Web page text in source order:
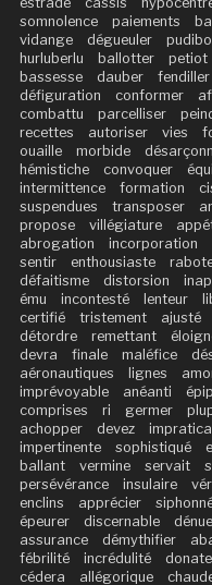
somnolence
paiements
vidange
dégueuler
hurluberlu
ballotter petiot
bassesse
dauber fendiller
défiguration
conformer
combattu
parcelliser
recettes
autoriser vies
ouaille
morbide
hémistiche
convoquer
intermittence
formation
suspendues
transposer
propose
villégiature
abrogation
incorporation
sentir
enthousiaste
défaitisme
distorsion
ému
incontesté lenteur
certifié
tristement ajusté
détordre
remettant
devra
finale maléfice
aéronautiques
lignes
imprévoyable
anéanti
comprises
ri germer
achopper
devez
impertinente
sophistiqué
ballant
vermine servait
persévérance
insulaire
enclins
apprécier
épeurer
discernable
assurance
démythifier
fébrilité
incrédulité
cédera
allégorique